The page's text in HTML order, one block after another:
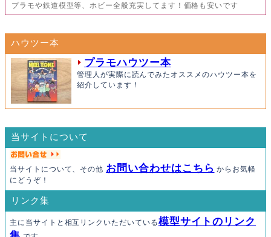
プラモや鉄道模型等、ホビー全般充実してます！価格も安いです
ハウツー本
プラモハウツー本
管理人が実際に読んでみたオススメのハウツー本を
紹介しています！
当サイトについて
当サイトについて、その他 お問い合わせはこちら からお気軽
にどうぞ！
リンク集
主に当サイトと相互リンクいただいている模型サイトのリンク